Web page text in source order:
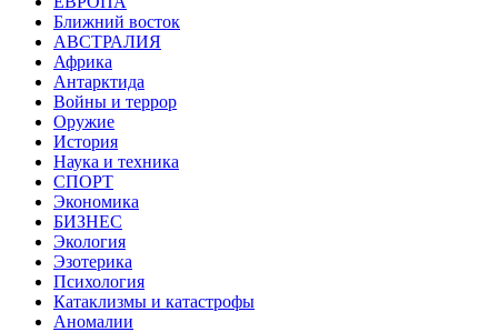
Ближний восток
АВСТРАЛИЯ
Африка
Антарктида
Войны и террор
Оружие
История
Наука и техника
СПОРТ
Экономика
БИЗНЕС
Экология
Эзотерика
Психология
Катаклизмы и катастрофы
Аномалии